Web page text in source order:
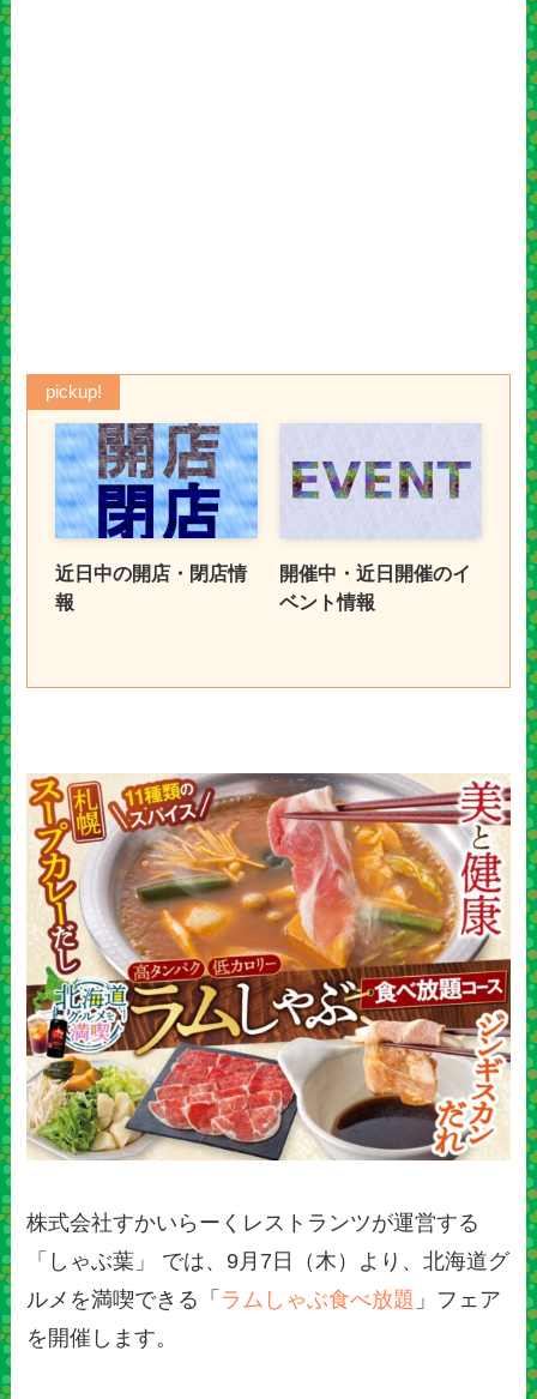
pickup!
近日中の開店・閉店情
報
開催中・近日開催のイ
ベント情報
株式会社すかいらーくレストランツが運営する
「しゃぶ葉」 では、9月7日（木）より、北海道グ
ルメを満喫できる「 ラムしゃぶ食べ放題 」フェア
を開催します。